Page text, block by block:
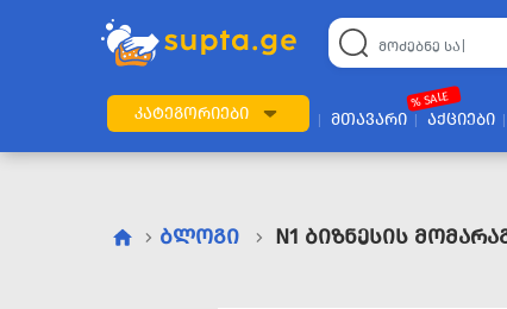
ᲙᲐᲢᲔᲒᲝᲠᲘᲔᲑᲘ ᲛᲗᲐᲕᲐᲠᲘ ᲐᲥᲪᲘᲔᲑᲘ
% SALE
ᲑᲚᲝᲒᲘ N1 ᲑᲘᲖᲜᲔᲡᲘᲡ